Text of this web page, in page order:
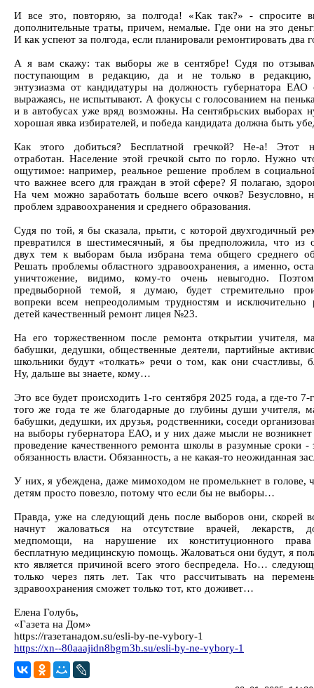
И все это, повторяю, за полгода! «Как так?» - спросите
дополнительные траты, причем, немалые. Где они на это
И как успеют за полгода, если планировали ремонтировать два
А я вам скажу: так выборы же в сентябре! Судя по
поступающим в редакцию, да и не только в редакцию,
энтузиазма от кандидатуры на должность губернатора ЕАО
выражаясь, не испытывают. А фокусы с голосованием на
и в автобусах уже вряд возможны. На сентябрьских выборах
хорошая явка избирателей, и победа кандидата должна быть
Как этого добиться? Бесплатной гречкой? Не-а! Этот
отработан. Население этой гречкой сыто по горло. Нужно
ощутимое: например, реальное решение проблем в
что важнее всего для граждан в этой сфере? Я полагаю,
На чем можно заработать больше всего очков? Безусловно,
проблем здравоохранения и среднего образования.
Судя по той, я бы сказала, прыти, с которой двухгодичный
превратился в шестимесячный, я бы предположила, что из
двух тем к выборам была избрана тема общего среднего
Решать проблемы областного здравоохранения, а именно,
уничтожение, видимо, кому-то очень невыгодно.
предвыборной темой, я думаю, будет стремительно
вопреки всем непреодолимым трудностям и исключительно
детей качественный ремонт лицея №23.
На его торжественном после ремонта открытии учителя,
бабушки, дедушки, общественные деятели, партийные
школьники будут «толкать» речи о том, как они счастливы,
Ну, дальше вы знаете, кому…
Это все будет происходить 1-го сентября 2025 года, а где-то 7-
того же года те же благодарные до глубины души учителя,
бабушки, дедушки, их друзья, родственники, соседи
на выборы губернатора ЕАО, и у них даже мысли не
проведение качественного ремонта школы в разумные сроки -
обязанность власти. Обязанность, а не какая-то неожиданная
У них, я убеждена, даже мимоходом не промелькнет в голове,
детям просто повезло, потому что если бы не выборы…
Правда, уже на следующий день после выборов они, скорей
начнут жаловаться на отсутствие врачей, лекарств,
медпомощи, на нарушение их конституционного права
бесплатную медицинскую помощь. Жаловаться они будут, я
кто является причиной всего этого беспредела. Но…
только через пять лет. Так что рассчитывать на
здравоохранения сможет только тот, кто доживет…
Елена Голубь,
«Газета на Дом»
https://газетанадом.su/esli-by-ne-vybory-1
https://xn--80aaajidn8bgm3b.su/esli-by-ne-vybory-1